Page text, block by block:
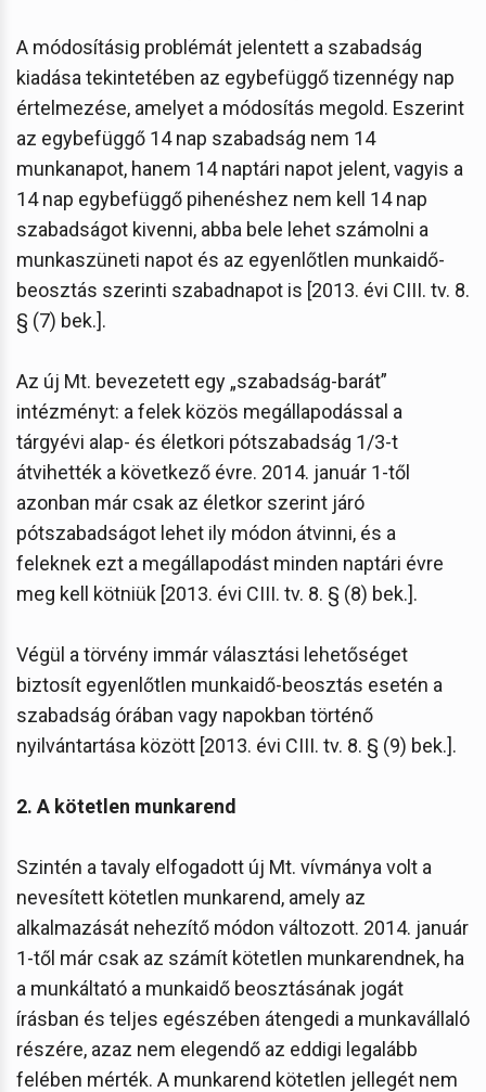
A módosításig problémát jelentett a szabadság
kiadása tekintetében az egybefüggő tizennégy nap
értelmezése, amelyet a módosítás megold. Eszerint
az egybefüggő 14 nap szabadság nem 14
munkanapot, hanem 14 naptári napot jelent, vagyis a
14 nap egybefüggő pihenéshez nem kell 14 nap
szabadságot kivenni, abba bele lehet számolni a
munkaszüneti napot és az egyenlőtlen munkaidő-
beosztás szerinti szabadnapot is [2013. évi CIII. tv. 8.
§ (7) bek.].
Az új Mt. bevezetett egy „szabadság-barát”
intézményt: a felek közös megállapodással a
tárgyévi alap- és életkori pótszabadság 1/3-t
átvihették a következő évre. 2014. január 1-től
azonban már csak az életkor szerint járó
pótszabadságot lehet ily módon átvinni, és a
feleknek ezt a megállapodást minden naptári évre
meg kell kötniük [2013. évi CIII. tv. 8. § (8) bek.].
Végül a törvény immár választási lehetőséget
biztosít egyenlőtlen munkaidő-beosztás esetén a
szabadság órában vagy napokban történő
nyilvántartása között [2013. évi CIII. tv. 8. § (9) bek.].
2. A kötetlen munkarend
Szintén a tavaly elfogadott új Mt. vívmánya volt a
nevesített kötetlen munkarend, amely az
alkalmazását nehezítő módon változott. 2014. január
1-től már csak az számít kötetlen munkarendnek, ha
a munkáltató a munkaidő beosztásának jogát
írásban és teljes egészében átengedi a munkavállaló
részére, azaz nem elegendő az eddigi legalább
felében mérték. A munkarend kötetlen jellegét nem